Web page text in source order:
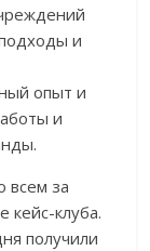
и
опыт и
и
всем за
кейс-клуба.
получили